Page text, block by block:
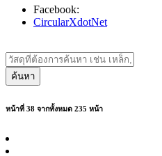
Facebook:
CircularXdotNet
ค้นหา
หน้าที่ 38 จากทั้งหมด 235 หน้า